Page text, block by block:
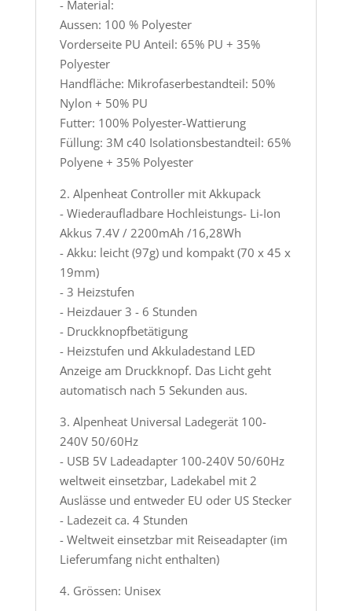
- Material:
Aussen: 100 % Polyester
Vorderseite PU Anteil: 65% PU + 35%
Polyester
Handfläche: Mikrofaserbestandteil: 50%
Nylon + 50% PU
Futter: 100% Polyester-Wattierung
Füllung: 3M c40 Isolationsbestandteil: 65%
Polyene + 35% Polyester
2. Alpenheat Controller mit Akkupack
- Wiederaufladbare Hochleistungs- Li-Ion
Akkus 7.4V / 2200mAh /16,28Wh
- Akku: leicht (97g) und kompakt (70 x 45 x
19mm)
- 3 Heizstufen
- Heizdauer 3 - 6 Stunden
- Druckknopfbetätigung
- Heizstufen und Akkuladestand LED
Anzeige am Druckknopf. Das Licht geht
automatisch nach 5 Sekunden aus.
3. Alpenheat Universal Ladegerät 100-
240V 50/60Hz
- USB 5V Ladeadapter 100-240V 50/60Hz
weltweit einsetzbar, Ladekabel mit 2
Auslässe und entweder EU oder US Stecker
- Ladezeit ca. 4 Stunden
- Weltweit einsetzbar mit Reiseadapter (im
Lieferumfang nicht enthalten)
4. Grössen: Unisex